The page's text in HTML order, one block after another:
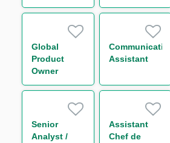
Control H/F
H/F
Global
Product
Owner
Middle
Finance H/F
Communication
Assistant
Senior
Analyst /
Assistant
Chef de